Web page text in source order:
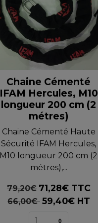
Chaine Cémenté
IFAM Hercules, M10
longueur 200 cm (2
métres)
Chaine Cémenté Haute
Sécurité IFAM Hercules,
M10 longueur 200 cm (2
métres),...
79,20€ 71,28€ TTC
66,00€ 59,40€ HT